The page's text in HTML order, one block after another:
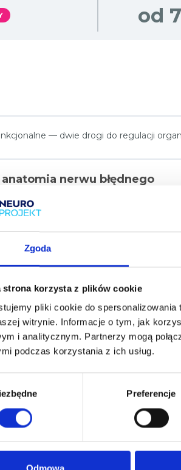
Zgoda
strona korzysta z plików cookie
pliki cookie do
witrynie. Informacje o tym, jak
i analitycznym. Partnerzy mogą
podczas korzystania z ich usług.
Preferencje
od
— dwie drogi do regulacji
nerwu błędnego
jest nerw błędny?
błędnego
terapii
i regulacja autonomiczna